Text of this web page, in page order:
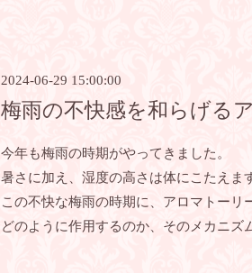
2024-06-29 15:00:00
梅雨の不快感を和らげる
今年も梅雨の時期がやってきました。
暑さに加え、湿度の高さは体にこたえま
この不快な梅雨の時期に、アロマトーリ
どのように作用するのか、そのメカニズ